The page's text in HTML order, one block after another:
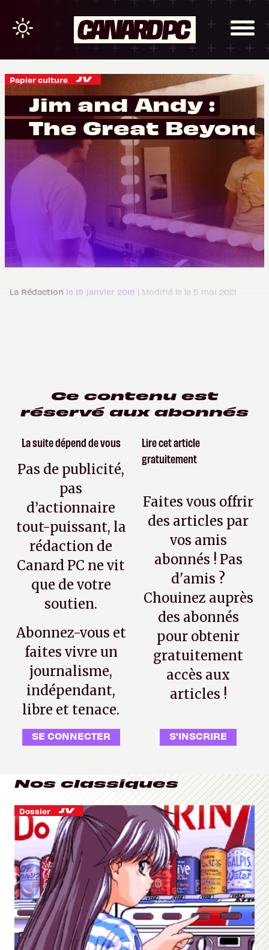
Papier culture
Jim and Andy :
The Great Beyond
La Rédaction le 19 janvier 2018 | Modifié le le 5 mai 2021
Ce contenu est
réservé aux abonnés
La suite dépend de vous
Pas de publicité,
pas
d’actionnaire
tout-puissant, la
rédaction de
Canard PC ne vit
que de votre
soutien.
Abonnez-vous et
faites vivre un
journalisme,
indépendant,
libre et tenace.
SE CONNECTER
Lire cet article
gratuitement
Faites vous offrir
des articles par
vos amis
abonnés ! Pas
d'amis ?
Chouinez auprès
des abonnés
pour obtenir
gratuitement
accès aux
articles !
S'INSCRIRE
Nos classiques
Dossier